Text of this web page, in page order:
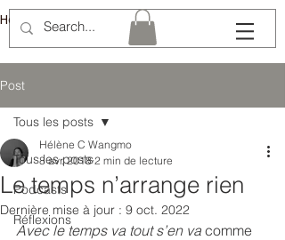
Hélène Lémery
Post
Tous les posts
Podcasts
Réflexions
Tous les posts
Le temps n’arrange rien
Hélène C Wangmo
8 avr. 2018 2 min de lecture
Dernière mise à jour : 9 oct. 2022
Avec le temps va tout s’en va comme